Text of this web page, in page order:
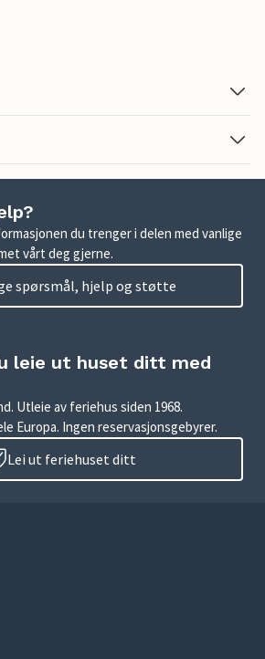
du trenger i delen med vanlige
vårt deg gjerne.
spørsmål, hjelp og støtte
leie ut huset ditt med
Utleie av feriehus siden 1968.
Europa. Ingen reservasjonsgebyrer.
Lei ut feriehuset ditt